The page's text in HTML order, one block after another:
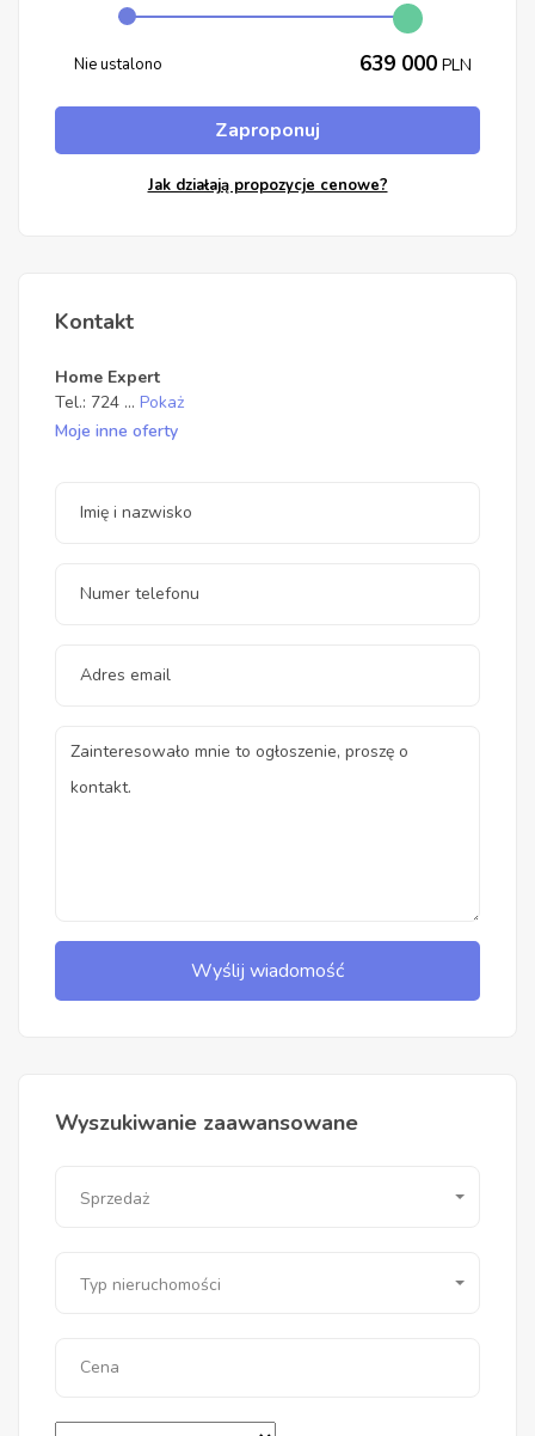
Nie ustalono 639 000 PLN
Zaproponuj
Jak działają propozycje cenowe?
Kontakt
Home Expert
Tel.: 724 ... Pokaż
Moje inne oferty
Wyślij wiadomość
Wyszukiwanie zaawansowane
Sprzedaż
Typ nieruchomości
Cena